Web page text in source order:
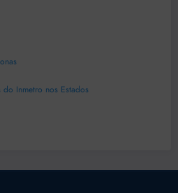
Inmetro nos Estados